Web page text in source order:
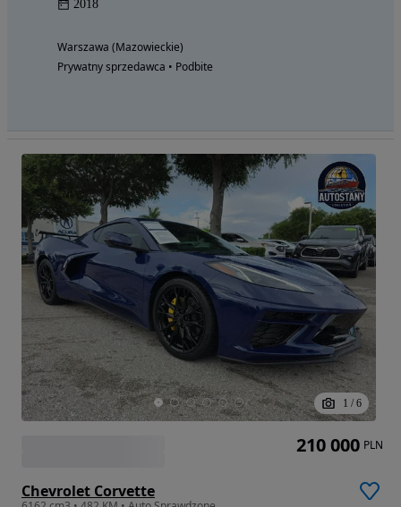
2018
Warszawa (Mazowieckie)
Prywatny sprzedawca • Podbite
1 / 6
Chevrolet Corvette
210 000 PLN